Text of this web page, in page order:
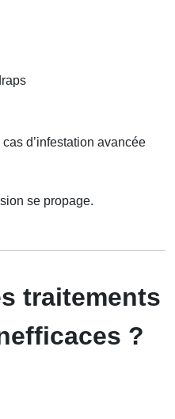
d’infestation avancée
se propage.
traitements
?